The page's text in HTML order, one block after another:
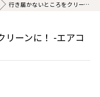
行き届かないところをクリーンに！ -エアコンクリーニング-
リーンに！ -エアコ